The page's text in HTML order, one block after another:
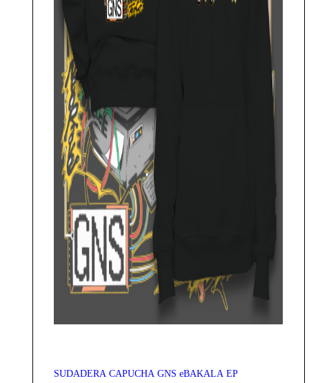
SUDADERA CAPUCHA GNS eBAKALA EP